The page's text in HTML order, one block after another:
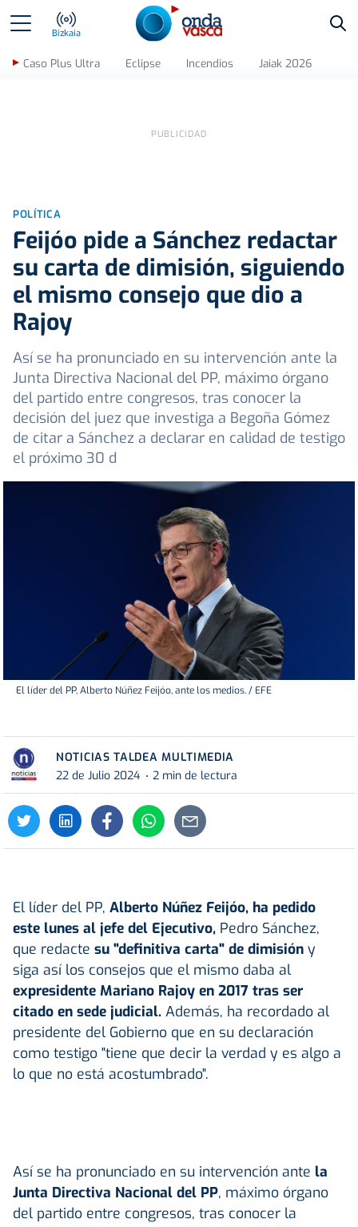
Bizkaia
Caso Plus Ultra Eclipse Incendios Jaiak 2026
POLÍTICA
Feijóo pide a Sánchez redactar
su carta de dimisión, siguiendo
el mismo consejo que dio a
Rajoy
Así se ha pronunciado en su intervención ante la
Junta Directiva Nacional del PP, máximo órgano
del partido entre congresos, tras conocer la
decisión del juez que investiga a Begoña Gómez
de citar a Sánchez a declarar en calidad de testigo
el próximo 30 d
El líder del PP, Alberto Núñez Feijóo, ante los medios. / EFE
NOTICIAS TALDEA MULTIMEDIA
22 de Julio 2024
2 min de lectura
El líder del PP, Alberto Núñez Feijóo, ha pedido
este lunes al jefe del Ejecutivo, Pedro Sánchez,
que redacte su "definitiva carta" de dimisión y
siga así los consejos que el mismo daba al
expresidente Mariano Rajoy en 2017 tras ser
citado en sede judicial. Además, ha recordado al
presidente del Gobierno que en su declaración
como testigo "tiene que decir la verdad y es algo a
lo que no está acostumbrado".
Así se ha pronunciado en su intervención ante la
Junta Directiva Nacional del PP, máximo órgano
del partido entre congresos, tras conocer la